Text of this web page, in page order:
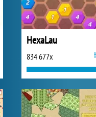
HexaLau
834 677x